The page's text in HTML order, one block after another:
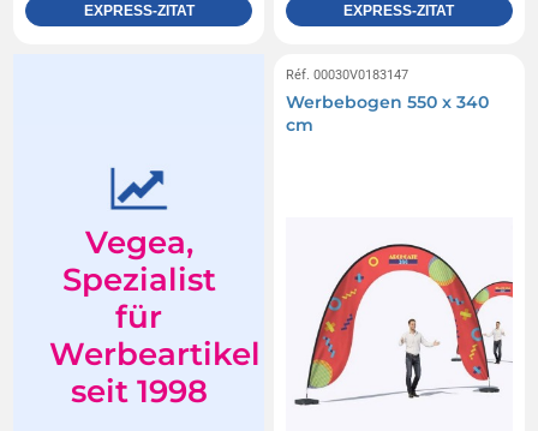
EXPRESS-ZITAT EXPRESS-ZITAT
Vegea,
Spezialist
für
Werbeartikel
seit 1998
Réf. 00030V0183147
Werbebogen 550 x 340
cm